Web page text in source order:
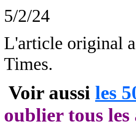
5/2/24
L'article original
Times.
Voir aussi les
oublier tous